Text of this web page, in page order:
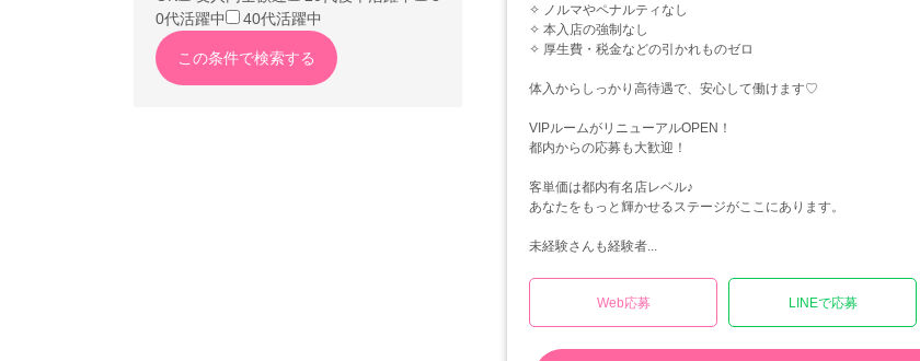
✧ ノルマやペナルティなし
✧ 本入店の強制なし
✧ 厚生費・税金などの引かれものゼロ
体入からしっかり高待遇で、安心して働けます♡
VIPルームがリニューアルOPEN！
都内からの応募も大歓迎！
客単価は都内有名店レベル♪
あなたをもっと輝かせるステージがここにあります。
未経験さんも経験者...
Web応募 LINEで応募
0代活躍中
40代活躍中